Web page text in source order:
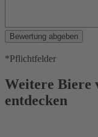
Bewertung abgeben
*Pflichtfelder
Weitere Biere
entdecken